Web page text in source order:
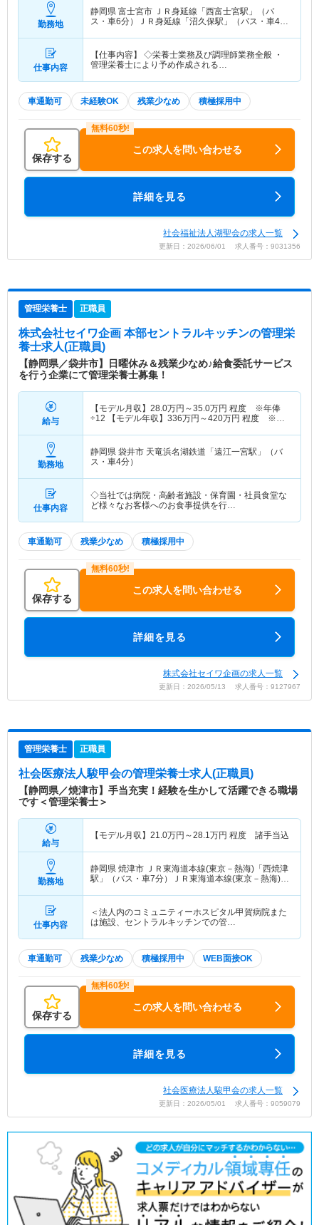
勤務地
静岡県 富士宮市 ＪＲ身延線「西富士宮駅」（バ
ス・車6分）ＪＲ身延線「沼久保駅」（バス・車4
仕事内容
【仕事内容】 ◇栄養士業務及び調理師業務全般 ・
管理栄養士により予め作成される…
車通勤可 未経験OK 残業少なめ 積極採用中
保存する
この求人を問い合わせる
詳細を見る
社会福祉法人湖聖会の求人一覧
更新日：2026/06/01 求人番号：9031356
管理栄養士 正職員
株式会社セイワ企画 本部セントラルキッチンの管理栄
養士求人(正職員)
【静岡県／袋井市】日曜休み＆残業少なめ♪給食委託サービス
を行う企業にて管理栄養士募集！
給与
【モデル月収】 28.0万円～35.0万円 程度 ※年俸
÷12 【モデル年収】 336万円～420万円 程度 ※年
勤務地
静岡県 袋井市 天竜浜名湖鉄道「遠江一宮駅」（バ
ス・車4分）
仕事内容
◇当社では病院・高齢者施設・保育園・社員食堂な
ど様々なお客様へのお食事提供を行…
車通勤可 残業少なめ 積極採用中
保存する
この求人を問い合わせる
詳細を見る
株式会社セイワ企画の求人一覧
更新日：2026/05/13 求人番号：9127967
管理栄養士 正職員
社会医療法人駿甲会の管理栄養士求人(正職員)
【静岡県／焼津市】手当充実！経験を生かして活躍できる職場
です＜管理栄養士＞
給与
【モデル月収】 21.0万円～28.1万円 程度 諸手当込
勤務地
静岡県 焼津市 ＪＲ東海道本線(東京－熱海)「西焼津
駅」（バス・車7分）ＪＲ東海道本線(東京－熱海)
仕事内容
＜法人内のコミュニティーホスピタル甲賀病院また
は施設、セントラルキッチンでの管…
車通勤可 残業少なめ 積極採用中 WEB面接OK
保存する
この求人を問い合わせる
詳細を見る
社会医療法人駿甲会の求人一覧
更新日：2026/05/01 求人番号：9059079